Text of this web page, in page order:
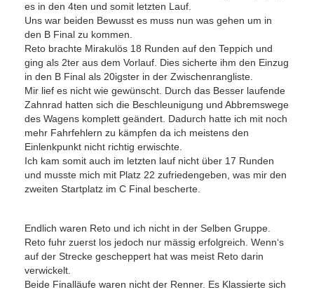
es in den 4ten und somit letzten Lauf.
Uns war beiden Bewusst es muss nun was gehen um in
den B Final zu kommen.
Reto brachte Mirakulös 18 Runden auf den Teppich und
ging als 2ter aus dem Vorlauf. Dies sicherte ihm den Einzug
in den B Final als 20igster in der Zwischenrangliste.
Mir lief es nicht wie gewünscht. Durch das Besser laufende
Zahnrad hatten sich die Beschleunigung und Abbremswege
des Wagens komplett geändert. Dadurch hatte ich mit noch
mehr Fahrfehlern zu kämpfen da ich meistens den
Einlenkpunkt nicht richtig erwischte.
Ich kam somit auch im letzten lauf nicht über 17 Runden
und musste mich mit Platz 22 zufriedengeben, was mir den
zweiten Startplatz im C Final bescherte.
Endlich waren Reto und ich nicht in der Selben Gruppe.
Reto fuhr zuerst los jedoch nur mässig erfolgreich. Wenn‘s
auf der Strecke gescheppert hat was meist Reto darin
verwickelt.
Beide Finalläufe waren nicht der Renner. Es Klassierte sich